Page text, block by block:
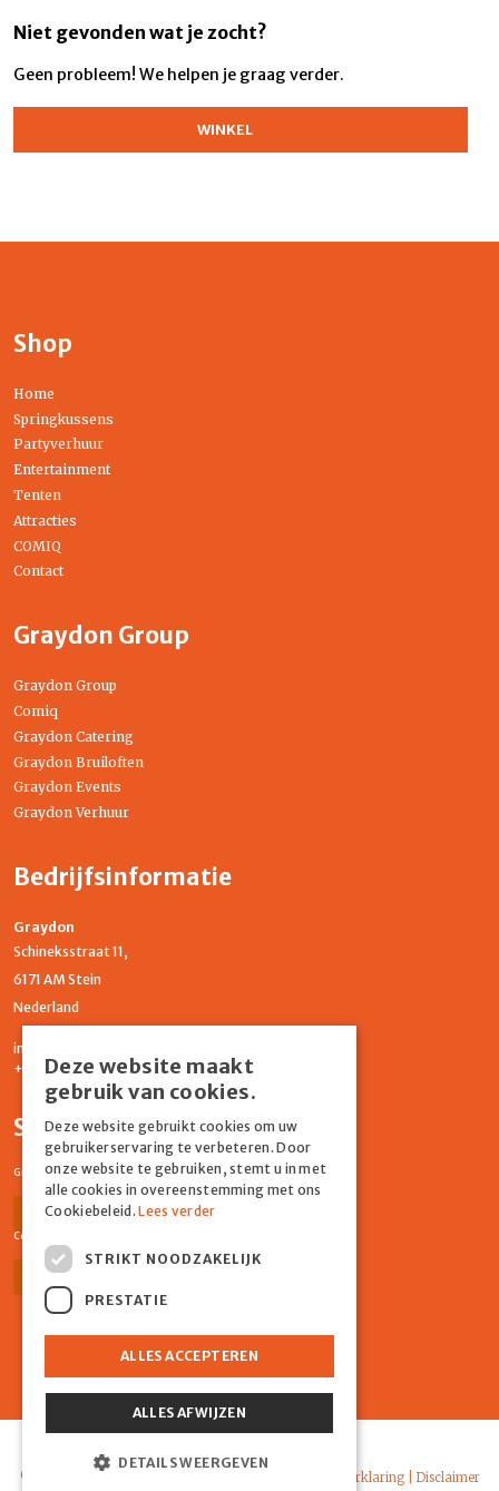
Niet gevonden wat je zocht?
Geen probleem! We helpen je graag verder.
WINKEL
Shop
Home
Springkussens
Partyverhuur
Entertainment
Tenten
Attracties
COMIQ
Contact
Graydon Group
Graydon Group
Comiq
Graydon Catering
Graydon Bruiloften
Graydon Events
Graydon Verhuur
Bedrijfsinformatie
Graydon
Schineksstraat 11,
6171 AM Stein
Nederland
info@graydonevents.nl
+316 11435859
Social media
Graydon Events
Facebook Instagram
Comiq
Facebook
© 2026 Graydon | Privacyverklaring| Disclaimer
Powered by Marker Media
Deze website maakt
gebruik van cookies.
Deze website gebruikt cookies om uw
gebruikerservaring te verbeteren. Door
onze website te gebruiken, stemt u in met
alle cookies in overeenstemming met ons
Cookiebeleid.Lees verder
STRIKT NOODZAKELIJK
PRESTATIE
ALLES ACCEPTEREN
ALLES AFWIJZEN
DETAILS WEERGEVEN